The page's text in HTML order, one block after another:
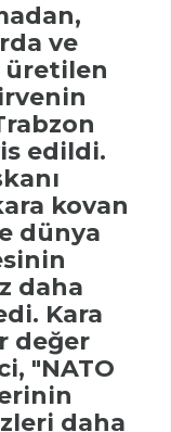
ve
üretilen
edildi.
kovan
dünya
daha
Kara
değer
"NATO
daha